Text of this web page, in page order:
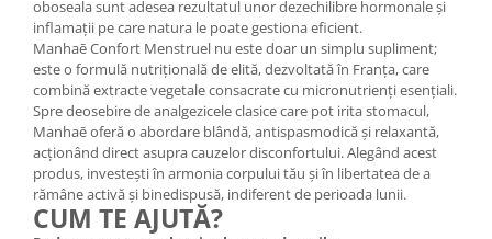
Cătină
Chlorella
Colina
Electroliti
Produse Apicole
Cacao
oboseala sunt adesea rezultatul unor dezechilibre hormonale și
inflamații pe care natura le poate gestiona eficient.
Manhaē Confort Menstruel nu este doar un simplu supliment;
este o formulă nutrițională de elită, dezvoltată în Franța, care
combină extracte vegetale consacrate cu micronutrienți esențiali.
Spre deosebire de analgezicele clasice care pot irita stomacul,
Manhaē oferă o abordare blândă, antispasmodică și relaxantă,
acționând direct asupra cauzelor disconfortului. Alegând acest
produs, investești în armonia corpului tău și în libertatea de a
rămâne activă și binedispusă, indiferent de perioada lunii.
CUM TE AJUTĂ?